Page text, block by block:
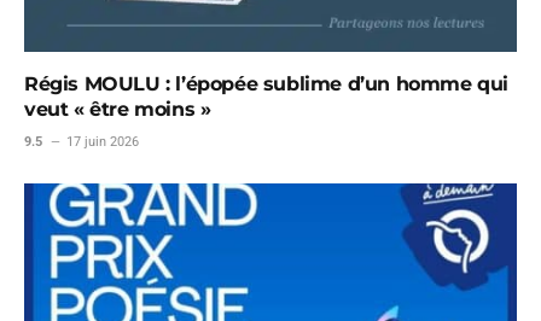
Régis MOULU : l’épopée sublime d’un homme qui
veut « être moins »
9.5 17 juin 2026